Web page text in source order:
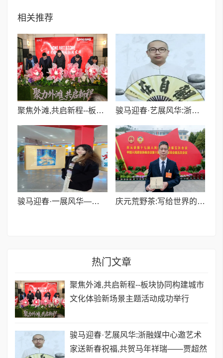
相关推荐
聚焦外滩,共启新程--板块协同构建城市文化体验新场景主题活动成功举行 骏马迎春·艺展风华:浙融媒中心邀艺术家送新春祝福,共贺马年祥瑞——贾超然老师
骏马迎春·一展风华——浙融媒中心特邀插画师陈知盈为大家送新春祝福,共贺马年祥瑞 庆元荒野茶:写给世界的一封“情书”
热门文章
聚焦外滩,共启新程--板块协同构建城市
文化体验新场景主题活动成功举行
骏马迎春·艺展风华:浙融媒中心邀艺术
家送新春祝福,共贺马年祥瑞——贾超然